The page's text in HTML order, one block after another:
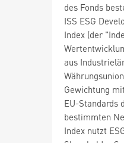
des Fonds
ISS ESG
Index (der
aus
Gewichtung
EU-Standards
bestimmten
Index nutzt